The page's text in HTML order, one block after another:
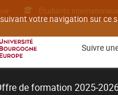
votre navigation sur ce
Etudiants internationaux
Suivre
de formation 2025-